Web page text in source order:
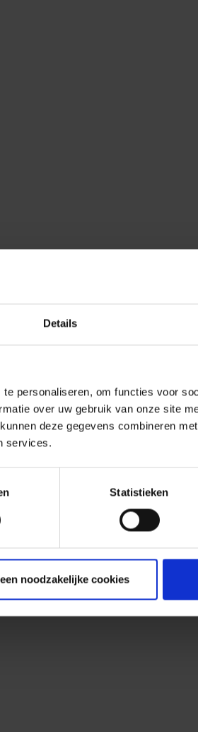
Details
personaliseren, om functies voor
over uw gebruik van onze site
deze gegevens combineren
services.
Statistieken
noodzakelijke cookies